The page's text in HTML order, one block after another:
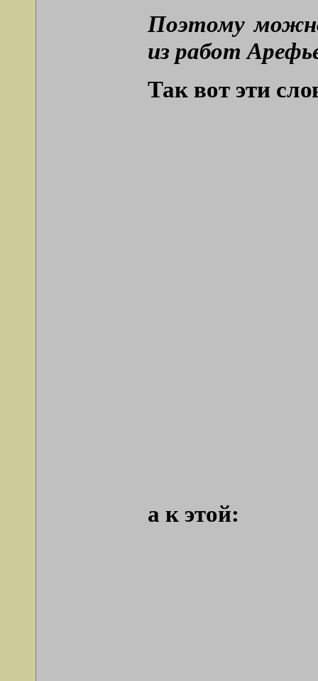
Поэтому
из работ
Так вот эти
а к этой: